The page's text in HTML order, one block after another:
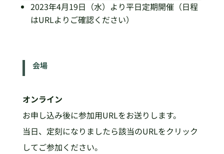
2023年4月19日（水）より平日定期開催（日程
はURLよりご確認ください）
会場
オンライン
お申し込み後に参加用URLをお送りします。
当日、定刻になりましたら該当のURLをクリック
してご参加ください。